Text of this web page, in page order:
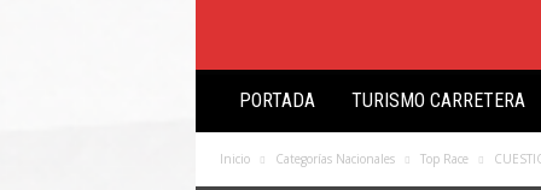
s
ó
PORTADA TURISMO CARRETERA
Inicio Categorías Nacionales Top Race